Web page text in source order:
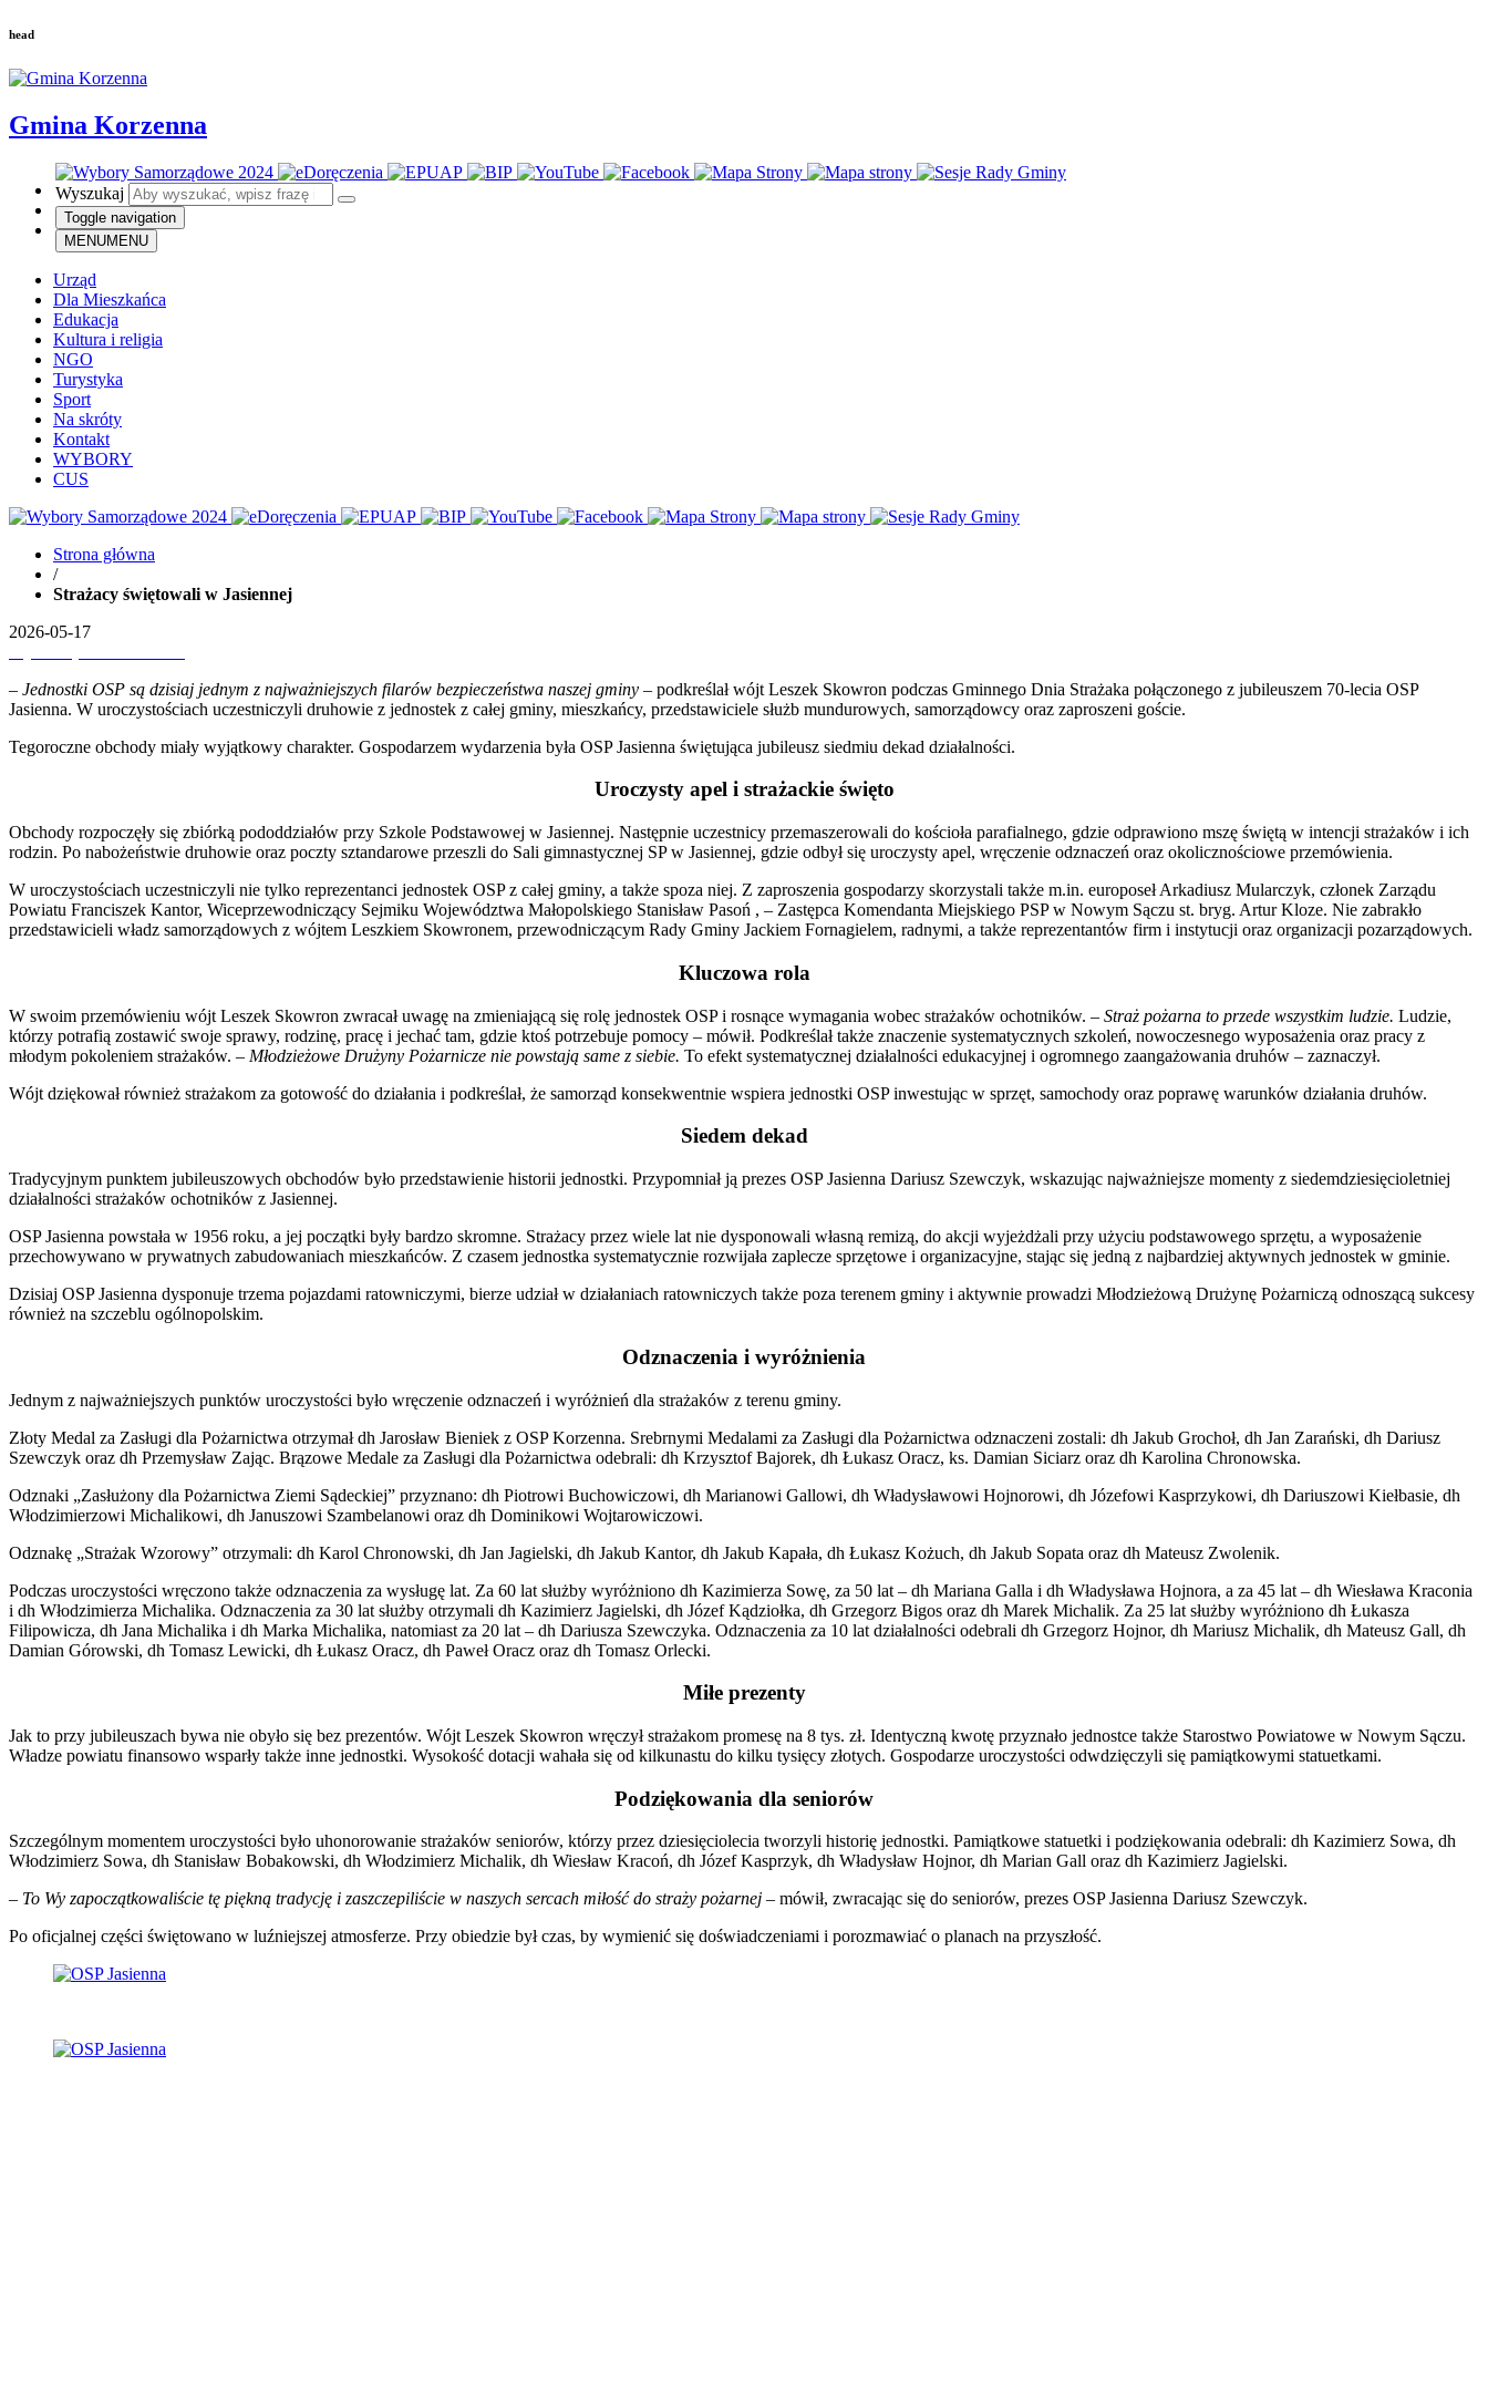
head
Gmina Korzenna
Wyszukaj
Toggle navigation
MENUMENU
Urząd
Dla Mieszkańca
Edukacja
Kultura i religia
NGO
Turystyka
Sport
Na skróty
Kontakt
WYBORY
CUS
Strona główna
/
Strażacy świętowali w Jasiennej
2026-05-17
– Jednostki OSP są dzisiaj jednym z najważniejszych filarów bezpieczeństwa naszej gminy – podkreślał wójt Leszek Skowron podczas Gminnego Dnia Strażaka połączonego z jubileuszem 70-lecia OSP
Jasienna. W uroczystościach uczestniczyli druhowie z jednostek z całej gminy, mieszkańcy, przedstawiciele służb mundurowych, samorządowcy oraz zaproszeni goście.
Tegoroczne obchody miały wyjątkowy charakter. Gospodarzem wydarzenia była OSP Jasienna świętująca jubileusz siedmiu dekad działalności.
Uroczysty apel i strażackie święto
Obchody rozpoczęły się zbiórką pododdziałów przy Szkole Podstawowej w Jasiennej. Następnie uczestnicy przemaszerowali do kościoła parafialnego, gdzie odprawiono mszę świętą w intencji strażaków i ich
rodzin. Po nabożeństwie druhowie oraz poczty sztandarowe przeszli do Sali gimnastycznej SP w Jasiennej, gdzie odbył się uroczysty apel, wręczenie odznaczeń oraz okolicznościowe przemówienia.
W uroczystościach uczestniczyli nie tylko reprezentanci jednostek OSP z całej gminy, a także spoza niej. Z zaproszenia gospodarzy skorzystali także m.in. europoseł Arkadiusz Mularczyk, członek Zarządu
Powiatu Franciszek Kantor, Wiceprzewodniczący Sejmiku Województwa Małopolskiego Stanisław Pasoń , – Zastępca Komendanta Miejskiego PSP w Nowym Sączu st. bryg. Artur Kloze. Nie zabrakło
przedstawicieli władz samorządowych z wójtem Leszkiem Skowronem, przewodniczącym Rady Gminy Jackiem Fornagielem, radnymi, a także reprezentantów firm i instytucji oraz organizacji pozarządowych.
Kluczowa rola
W swoim przemówieniu wójt Leszek Skowron zwracał uwagę na zmieniającą się rolę jednostek OSP i rosnące wymagania wobec strażaków ochotników. – Straż pożarna to przede wszystkim ludzie. Ludzie,
którzy potrafią zostawić swoje sprawy, rodzinę, pracę i jechać tam, gdzie ktoś potrzebuje pomocy – mówił. Podkreślał także znaczenie systematycznych szkoleń, nowoczesnego wyposażenia oraz pracy z
młodym pokoleniem strażaków. – Młodzieżowe Drużyny Pożarnicze nie powstają same z siebie. To efekt systematycznej działalności edukacyjnej i ogromnego zaangażowania druhów – zaznaczył.
Wójt dziękował również strażakom za gotowość do działania i podkreślał, że samorząd konsekwentnie wspiera jednostki OSP inwestując w sprzęt, samochody oraz poprawę warunków działania druhów.
Siedem dekad
Tradycyjnym punktem jubileuszowych obchodów było przedstawienie historii jednostki. Przypomniał ją prezes OSP Jasienna Dariusz Szewczyk, wskazując najważniejsze momenty z siedemdziesięcioletniej
działalności strażaków ochotników z Jasiennej.
OSP Jasienna powstała w 1956 roku, a jej początki były bardzo skromne. Strażacy przez wiele lat nie dysponowali własną remizą, do akcji wyjeżdżali przy użyciu podstawowego sprzętu, a wyposażenie
przechowywano w prywatnych zabudowaniach mieszkańców. Z czasem jednostka systematycznie rozwijała zaplecze sprzętowe i organizacyjne, stając się jedną z najbardziej aktywnych jednostek w gminie.
Dzisiaj OSP Jasienna dysponuje trzema pojazdami ratowniczymi, bierze udział w działaniach ratowniczych także poza terenem gminy i aktywnie prowadzi Młodzieżową Drużynę Pożarniczą odnoszącą sukcesy
również na szczeblu ogólnopolskim.
Odznaczenia i wyróżnienia
Jednym z najważniejszych punktów uroczystości było wręczenie odznaczeń i wyróżnień dla strażaków z terenu gminy.
Złoty Medal za Zasługi dla Pożarnictwa otrzymał dh Jarosław Bieniek z OSP Korzenna. Srebrnymi Medalami za Zasługi dla Pożarnictwa odznaczeni zostali: dh Jakub Grochoł, dh Jan Zarański, dh Dariusz
Szewczyk oraz dh Przemysław Zając. Brązowe Medale za Zasługi dla Pożarnictwa odebrali: dh Krzysztof Bajorek, dh Łukasz Oracz, ks. Damian Siciarz oraz dh Karolina Chronowska.
Odznaki „Zasłużony dla Pożarnictwa Ziemi Sądeckiej” przyznano: dh Piotrowi Buchowiczowi, dh Marianowi Gallowi, dh Władysławowi Hojnorowi, dh Józefowi Kasprzykowi, dh Dariuszowi Kiełbasie, dh
Włodzimierzowi Michalikowi, dh Januszowi Szambelanowi oraz dh Dominikowi Wojtarowiczowi.
Odznakę „Strażak Wzorowy” otrzymali: dh Karol Chronowski, dh Jan Jagielski, dh Jakub Kantor, dh Jakub Kapała, dh Łukasz Kożuch, dh Jakub Sopata oraz dh Mateusz Zwolenik.
Podczas uroczystości wręczono także odznaczenia za wysługę lat. Za 60 lat służby wyróżniono dh Kazimierza Sowę, za 50 lat – dh Mariana Galla i dh Władysława Hojnora, a za 45 lat – dh Wiesława Kraconia
i dh Włodzimierza Michalika. Odznaczenia za 30 lat służby otrzymali dh Kazimierz Jagielski, dh Józef Kądziołka, dh Grzegorz Bigos oraz dh Marek Michalik. Za 25 lat służby wyróżniono dh Łukasza
Filipowicza, dh Jana Michalika i dh Marka Michalika, natomiast za 20 lat – dh Dariusza Szewczyka. Odznaczenia za 10 lat działalności odebrali dh Grzegorz Hojnor, dh Mariusz Michalik, dh Mateusz Gall, dh
Damian Górowski, dh Tomasz Lewicki, dh Łukasz Oracz, dh Paweł Oracz oraz dh Tomasz Orlecki.
Miłe prezenty
Jak to przy jubileuszach bywa nie obyło się bez prezentów. Wójt Leszek Skowron wręczył strażakom promesę na 8 tys. zł. Identyczną kwotę przyznało jednostce także Starostwo Powiatowe w Nowym Sączu.
Władze powiatu finansowo wsparły także inne jednostki. Wysokość dotacji wahała się od kilkunastu do kilku tysięcy złotych. Gospodarze uroczystości odwdzięczyli się pamiątkowymi statuetkami.
Podziękowania dla seniorów
Szczególnym momentem uroczystości było uhonorowanie strażaków seniorów, którzy przez dziesięciolecia tworzyli historię jednostki. Pamiątkowe statuetki i podziękowania odebrali: dh Kazimierz Sowa, dh
Włodzimierz Sowa, dh Stanisław Bobakowski, dh Włodzimierz Michalik, dh Wiesław Kracoń, dh Józef Kasprzyk, dh Władysław Hojnor, dh Marian Gall oraz dh Kazimierz Jagielski.
– To Wy zapoczątkowaliście tę piękną tradycję i zaszczepiliście w naszych sercach miłość do straży pożarnej – mówił, zwracając się do seniorów, prezes OSP Jasienna Dariusz Szewczyk.
Po oficjalnej części świętowano w luźniejszej atmosferze. Przy obiedzie był czas, by wymienić się doświadczeniami i porozmawiać o planach na przyszłość.